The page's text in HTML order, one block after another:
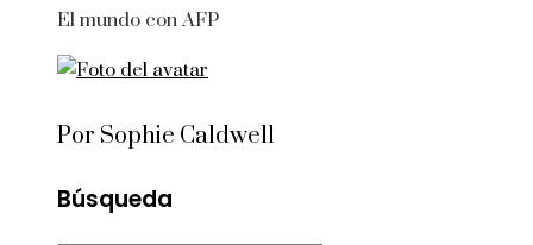
El mundo con AFP
Por Sophie Caldwell
Búsqueda